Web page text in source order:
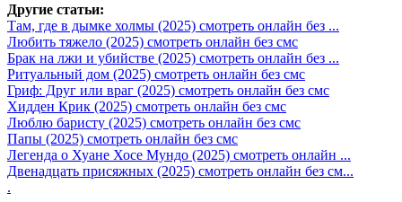
Другие статьи:
Там, где в дымке холмы (2025) смотреть онлайн без ...
Любить тяжело (2025) смотреть онлайн без смс
Брак на лжи и убийстве (2025) смотреть онлайн без ...
Ритуальный дом (2025) смотреть онлайн без смс
Гриф: Друг или враг (2025) смотреть онлайн без смс
Хидден Крик (2025) смотреть онлайн без смс
Люблю баристу (2025) смотреть онлайн без смс
Папы (2025) смотреть онлайн без смс
Легенда о Хуане Хосе Мундо (2025) смотреть онлайн ...
Двенадцать присяжных (2025) смотреть онлайн без см...
.